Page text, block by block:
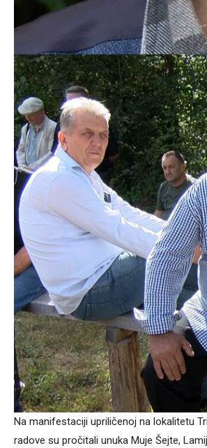
Na manifestaciji upriličenoj na lokalitetu
radove su pročitali unuka Muje Šejte,